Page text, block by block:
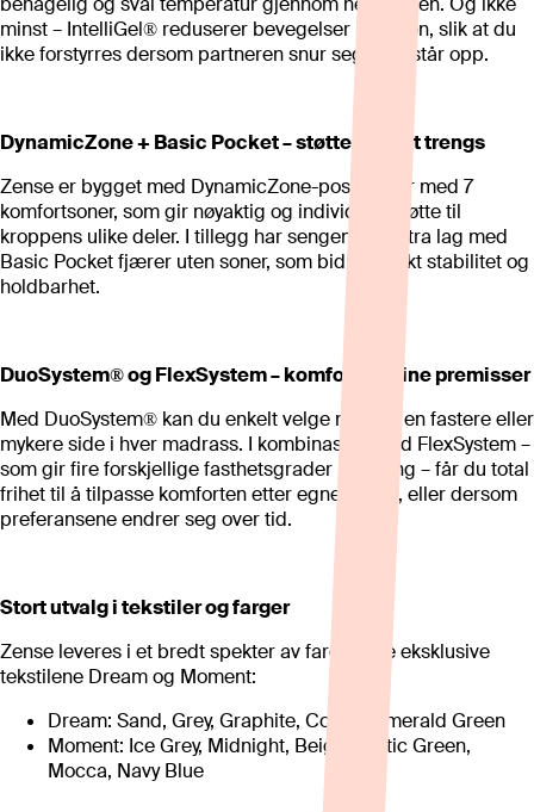
minst – IntelliGel® reduserer bevegelser i sengen, slik at du
ikke forstyrres dersom partneren snur seg eller står opp.
DynamicZone + Basic Pocket – støtte der det trengs
Zense er bygget med DynamicZone-posefjærer med 7
komfortsoner, som gir nøyaktig og individuell støtte til
kroppens ulike deler. I tillegg har sengen et ekstra lag med
Basic Pocket fjærer uten soner, som bidrar til økt stabilitet og
holdbarhet.
DuoSystem® og FlexSystem – komfort på dine premisser
Med DuoSystem® kan du enkelt velge mellom en fastere eller
mykere side i hver madrass. I kombinasjon med FlexSystem –
som gir fire forskjellige fasthetsgrader i én seng – får du total
frihet til å tilpasse komforten etter egne behov, eller dersom
preferansene endrer seg over tid.
Stort utvalg i tekstiler og farger
Zense leveres i et bredt spekter av farger i de eksklusive
tekstilene Dream og Moment:
Dream: Sand, Grey, Graphite, Cotton, Emerald Green
Moment: Ice Grey, Midnight, Beige, Arctic Green,
Mocca, Navy Blue